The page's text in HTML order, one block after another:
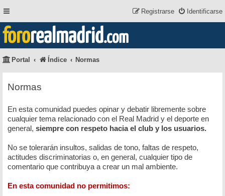
Identificarse
Registrarse
fororealmadrid.com
Portal Índice Normas
Normas
En esta comunidad puedes opinar y debatir libremente sobre
cualquier tema relacionado con el Real Madrid y el deporte en
general, siempre con respeto hacia el club y los usuarios.
No se tolerarán insultos, salidas de tono, faltas de respeto,
actitudes discriminatorias o, en general, cualquier tipo de
comentario que contribuya a crear un mal ambiente.
En esta comunidad no permitimos: